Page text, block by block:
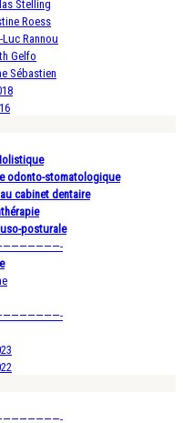
Stelling
Roess
Luc Rannou
Gelfo
Sébastien
odonto-stomatologique
cabinet dentaire
posturale